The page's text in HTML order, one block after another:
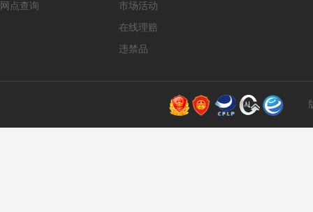
网点查询 市场活动
在线理赔
违禁品